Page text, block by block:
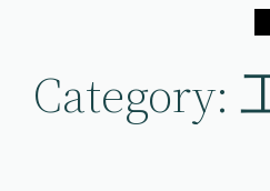
contentCategory: